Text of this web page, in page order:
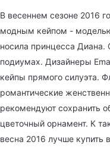
В весеннем сезоне 2016
модным кейпом -
носила принцесса Диана.
подиумах. Дизайнеры
кейпы прямого силуэта.
романтические
рекомендуют сохранить
цветочный орнамент. К
весна 2016 лучше купить